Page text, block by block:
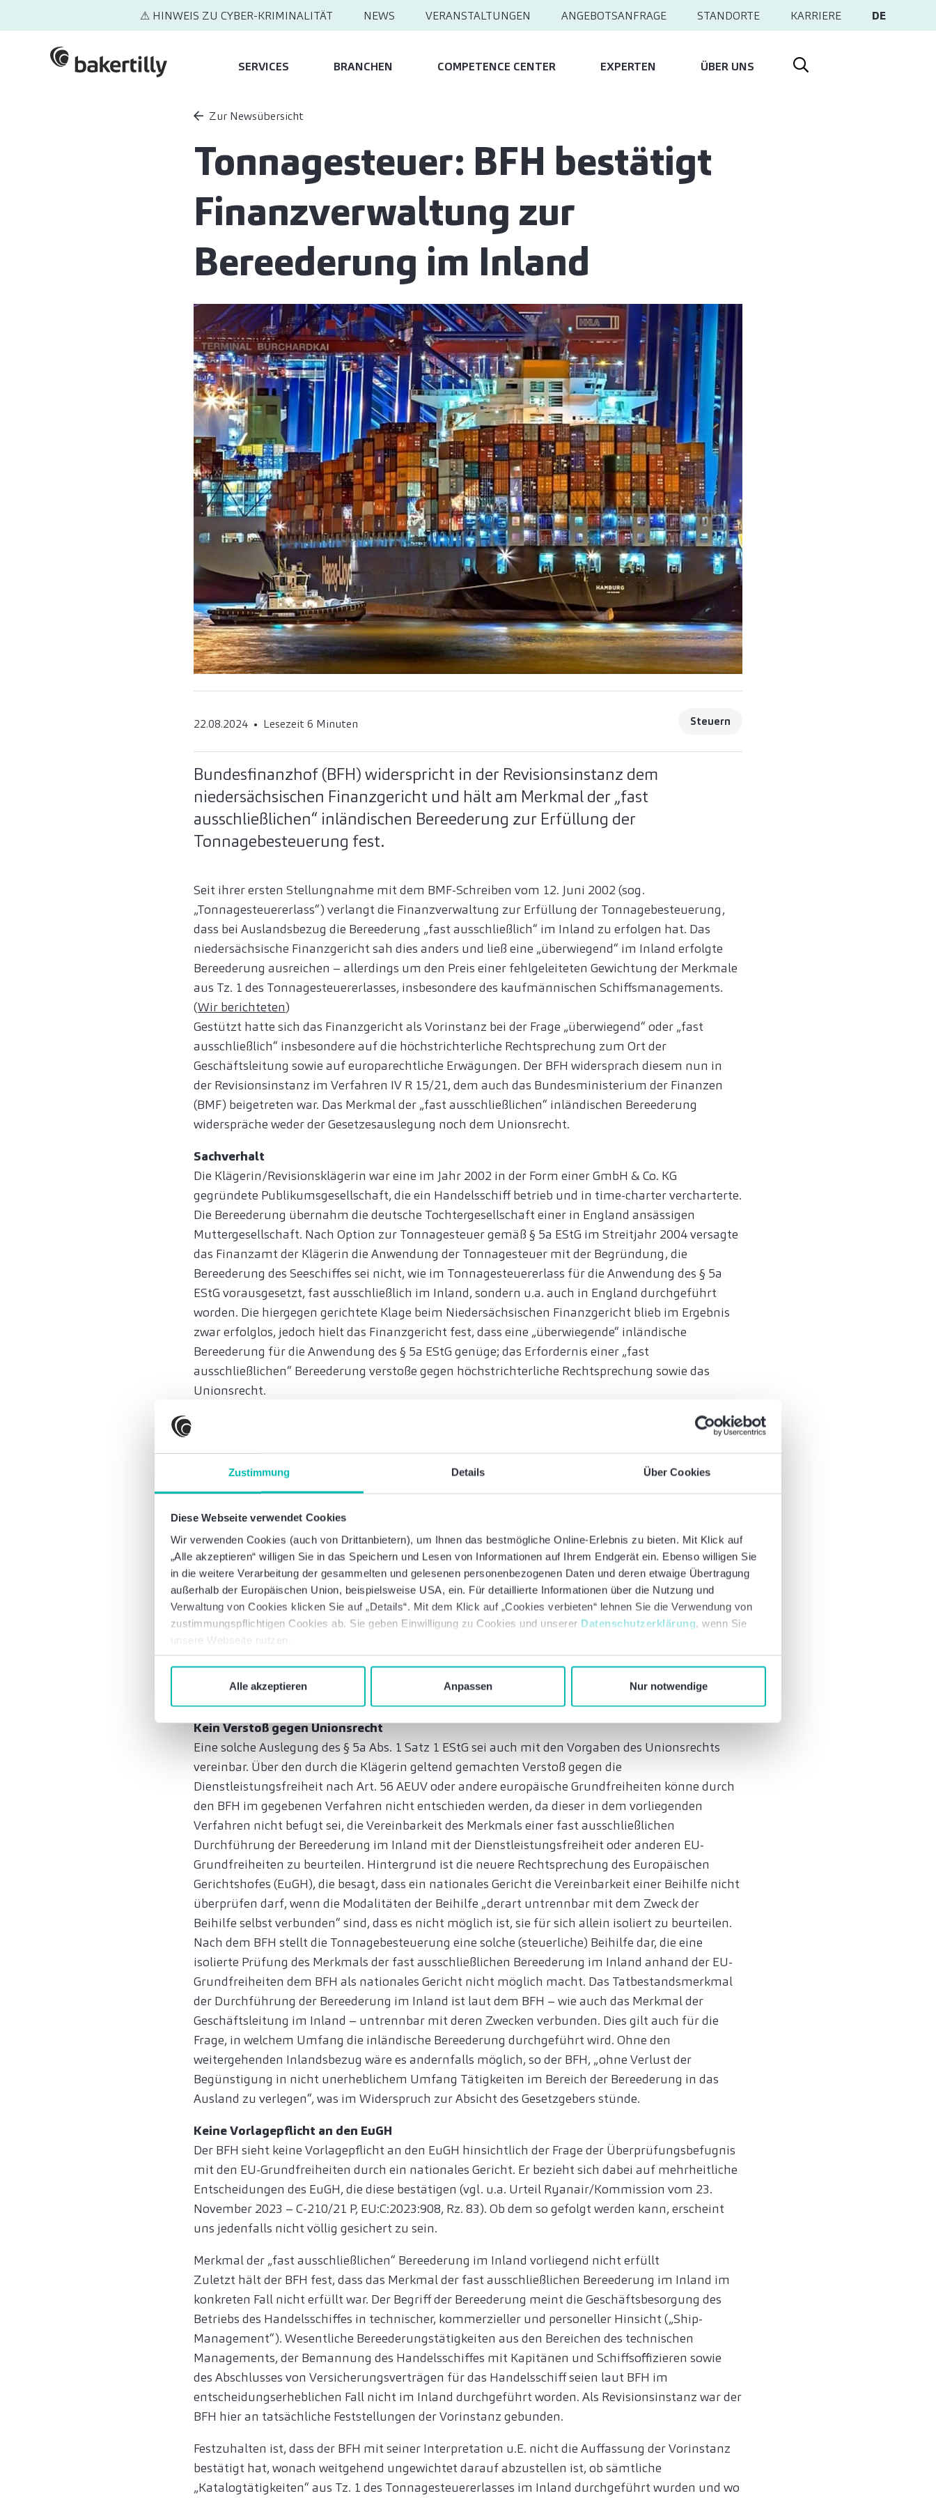
Zustimmung Details Über Cookies
Diese Webseite verwendet Cookies
Wir verwenden Cookies (auch von Drittanbietern), um Ihnen das bestmögliche Online-Erlebnis zu bieten. Mit Klick auf
„Alle akzeptieren“ willigen Sie in das Speichern und Lesen von Informationen auf Ihrem Endgerät ein. Ebenso willigen Sie
in die weitere Verarbeitung der gesammelten und gelesenen personenbezogenen Daten und deren etwaige Übertragung
außerhalb der Europäischen Union, beispielsweise USA, ein. Für detaillierte Informationen über die Nutzung und
Verwaltung von Cookies klicken Sie auf „Details“. Mit dem Klick auf „Cookies verbieten“ lehnen Sie die Verwendung von
zustimmungspflichtigen Cookies ab. Sie geben Einwilligung zu Cookies und unserer Datenschutzerklärung, wenn Sie
unsere Webseite nutzen.
Nur notwendige
Anpassen
Alle akzeptieren
⚠ HINWEIS ZU CYBER-KRIMINALITÄT NEWS VERANSTALTUNGEN ANGEBOTSANFRAGE STANDORTE KARRIERE DE
SERVICES BRANCHEN COMPETENCE CENTER EXPERTEN ÜBER UNS
Zur Newsübersicht
Tonnagesteuer: BFH bestätigt
Finanzverwaltung zur
Bereederung im Inland
22.08.2024 Lesezeit 6 Minuten Steuern
Bundesfinanzhof (BFH) widerspricht in der Revisionsinstanz dem
niedersächsischen Finanzgericht und hält am Merkmal der „fast
ausschließlichen“ inländischen Bereederung zur Erfüllung der
Tonnagebesteuerung fest.
Seit ihrer ersten Stellungnahme mit dem BMF-Schreiben vom 12. Juni 2002 (sog.
„Tonnagesteuererlass“) verlangt die Finanzverwaltung zur Erfüllung der Tonnagebesteuerung,
dass bei Auslandsbezug die Bereederung „fast ausschließlich“ im Inland zu erfolgen hat. Das
niedersächsische Finanzgericht sah dies anders und ließ eine „überwiegend“ im Inland erfolgte
Bereederung ausreichen – allerdings um den Preis einer fehlgeleiteten Gewichtung der Merkmale
aus Tz. 1 des Tonnagesteuererlasses, insbesondere des kaufmännischen Schiffsmanagements.
(Wir berichteten)
Gestützt hatte sich das Finanzgericht als Vorinstanz bei der Frage „überwiegend“ oder „fast
ausschließlich“ insbesondere auf die höchstrichterliche Rechtsprechung zum Ort der
Geschäftsleitung sowie auf europarechtliche Erwägungen. Der BFH widersprach diesem nun in
der Revisionsinstanz im Verfahren IV R 15/21, dem auch das Bundesministerium der Finanzen
(BMF) beigetreten war. Das Merkmal der „fast ausschließlichen“ inländischen Bereederung
widerspräche weder der Gesetzesauslegung noch dem Unionsrecht.
Sachverhalt
Die Klägerin/Revisionsklägerin war eine im Jahr 2002 in der Form einer GmbH & Co. KG
gegründete Publikumsgesellschaft, die ein Handelsschiff betrieb und in time-charter vercharterte.
Die Bereederung übernahm die deutsche Tochtergesellschaft einer in England ansässigen
Muttergesellschaft. Nach Option zur Tonnagesteuer gemäß § 5a EStG im Streitjahr 2004 versagte
das Finanzamt der Klägerin die Anwendung der Tonnagesteuer mit der Begründung, die
Bereederung des Seeschiffes sei nicht, wie im Tonnagesteuererlass für die Anwendung des § 5a
EStG vorausgesetzt, fast ausschließlich im Inland, sondern u.a. auch in England durchgeführt
worden. Die hiergegen gerichtete Klage beim Niedersächsischen Finanzgericht blieb im Ergebnis
zwar erfolglos, jedoch hielt das Finanzgericht fest, dass eine „überwiegende“ inländische
Bereederung für die Anwendung des § 5a EStG genüge; das Erfordernis einer „fast
ausschließlichen“ Bereederung verstoße gegen höchstrichterliche Rechtsprechung sowie das
Unionsrecht.
Das Merkmal der „fast ausschließlichen“ Bereederung ergibt sich laut BFH aus der Auslegung des
Anlehnung an die Rechtsprechung des BFH zur Bestimmung des Ortes der Geschäftsleitung. Bei
welchem eine „überwiegende“ Tätigkeit im Inland genügt, handele es sich um zwei
unterschiedliche Voraussetzungen mit zwei unterschiedlichen Zielrichtungen, die hinsichtlich
des Umfangs des Inlandsbezugs nicht gleich ausgelegt werden müssten. Während das Merkmal
der inländischen Geschäftsleitung gewährleisten soll, dass der Vorteil der pauschalierenden
Gewinnermittlung nur in Anspruch genommen werden kann, wenn Deutschland hinsichtlich des
Gewinns auch das Besteuerungsrecht zusteht, soll das Merkmal der inländischen Bereederung
dem Zweck dienen, hochwertige Arbeitsplätze im Bereich des Schiffsmanagements und der damit
verbundenen Tätigkeiten zu erhalten und zu schaffen. Das könne dann auch dazu führen, dass
ausgelegt werden könne.
Kein Verstoß gegen Unionsrecht
Eine solche Auslegung des § 5a Abs. 1 Satz 1 EStG sei auch mit den Vorgaben des Unionsrechts
vereinbar. Über den durch die Klägerin geltend gemachten Verstoß gegen die
Dienstleistungsfreiheit nach Art. 56 AEUV oder andere europäische Grundfreiheiten könne durch
den BFH im gegebenen Verfahren nicht entschieden werden, da dieser in dem vorliegenden
Verfahren nicht befugt sei, die Vereinbarkeit des Merkmals einer fast ausschließlichen
Durchführung der Bereederung im Inland mit der Dienstleistungsfreiheit oder anderen EU-
Grundfreiheiten zu beurteilen. Hintergrund ist die neuere Rechtsprechung des Europäischen
Gerichtshofes (EuGH), die besagt, dass ein nationales Gericht die Vereinbarkeit einer Beihilfe nicht
überprüfen darf, wenn die Modalitäten der Beihilfe „derart untrennbar mit dem Zweck der
Beihilfe selbst verbunden“ sind, dass es nicht möglich ist, sie für sich allein isoliert zu beurteilen.
Nach dem BFH stellt die Tonnagebesteuerung eine solche (steuerliche) Beihilfe dar, die eine
isolierte Prüfung des Merkmals der fast ausschließlichen Bereederung im Inland anhand der EU-
Grundfreiheiten dem BFH als nationales Gericht nicht möglich macht. Das Tatbestandsmerkmal
der Durchführung der Bereederung im Inland ist laut dem BFH – wie auch das Merkmal der
Geschäftsleitung im Inland – untrennbar mit deren Zwecken verbunden. Dies gilt auch für die
Frage, in welchem Umfang die inländische Bereederung durchgeführt wird. Ohne den
weitergehenden Inlandsbezug wäre es andernfalls möglich, so der BFH, „ohne Verlust der
Begünstigung in nicht unerheblichem Umfang Tätigkeiten im Bereich der Bereederung in das
Ausland zu verlegen“, was im Widerspruch zur Absicht des Gesetzgebers stünde.
Keine Vorlagepflicht an den EuGH
Der BFH sieht keine Vorlagepflicht an den EuGH hinsichtlich der Frage der Überprüfungsbefugnis
mit den EU-Grundfreiheiten durch ein nationales Gericht. Er bezieht sich dabei auf mehrheitliche
Entscheidungen des EuGH, die diese bestätigen (vgl. u.a. Urteil Ryanair/Kommission vom 23.
November 2023 – C-210/21 P, EU:C:2023:908, Rz. 83). Ob dem so gefolgt werden kann, erscheint
uns jedenfalls nicht völlig gesichert zu sein.
Merkmal der „fast ausschließlichen“ Bereederung im Inland vorliegend nicht erfüllt
Zuletzt hält der BFH fest, dass das Merkmal der fast ausschließlichen Bereederung im Inland im
konkreten Fall nicht erfüllt war. Der Begriff der Bereederung meint die Geschäftsbesorgung des
Betriebs des Handelsschiffes in technischer, kommerzieller und personeller Hinsicht („Ship-
Management“). Wesentliche Bereederungstätigkeiten aus den Bereichen des technischen
Managements, der Bemannung des Handelsschiffes mit Kapitänen und Schiffsoffizieren sowie
des Abschlusses von Versicherungsverträgen für das Handelsschiff seien laut BFH im
entscheidungserheblichen Fall nicht im Inland durchgeführt worden. Als Revisionsinstanz war der
BFH hier an tatsächliche Feststellungen der Vorinstanz gebunden.
Festzuhalten ist, dass der BFH mit seiner Interpretation u.E. nicht die Auffassung der Vorinstanz
bestätigt hat, wonach weitgehend ungewichtet darauf abzustellen ist, ob sämtliche
„Katalogtätigkeiten“ aus Tz. 1 des Tonnagesteuererlasses im Inland durchgeführt wurden und wo